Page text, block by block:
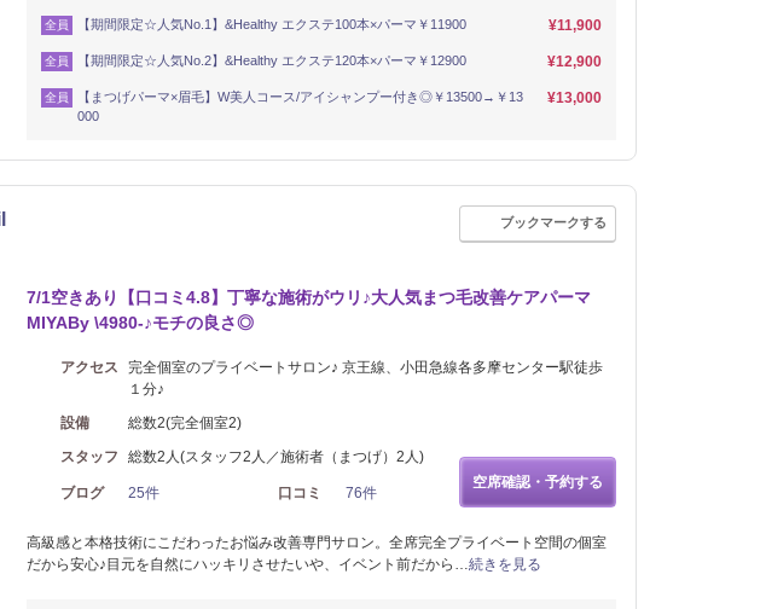
全員 【期間限定☆人気No.1】&Healthy エクステ100本×パーマ￥11900 ¥11,900
全員 【期間限定☆人気No.2】&Healthy エクステ120本×パーマ￥12900 ¥12,900
全員
【まつげパーマ×眉毛】W美人コース/アイシャンプー付き◎￥13500→￥13
000
¥13,000
ブックマークする
7/1空きあり【口コミ4.8】丁寧な施術がウリ♪大人気まつ毛改善ケアパーマ
MIYABy \4980-♪モチの良さ◎
アクセス
完全個室のプライベートサロン♪ 京王線、小田急線各多摩センター駅徒歩
１分♪
設備
総数2(完全個室2)
スタッフ
総数2人(スタッフ2人／施術者（まつげ）2人)
ブログ 25件 口コミ 76件
空席確認・予約する
高級感と本格技術にこだわったお悩み改善専門サロン。全席完全プライベート空間の個室
だから安心♪目元を自然にハッキリさせたいや、イベント前だから…続きを見る